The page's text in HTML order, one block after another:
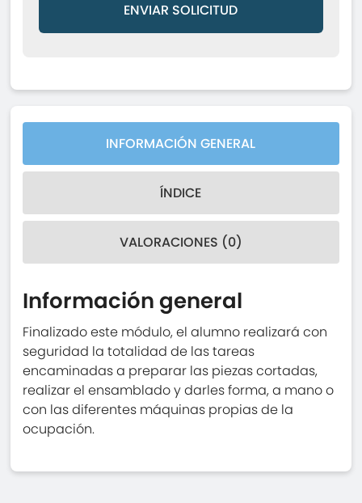
ENVIAR SOLICITUD
INFORMACIÓN GENERAL
ÍNDICE
VALORACIONES (0)
Información general
Finalizado este módulo, el alumno realizará con
seguridad la totalidad de las tareas
encaminadas a preparar las piezas cortadas,
realizar el ensamblado y darles forma, a mano o
con las diferentes máquinas propias de la
ocupación.